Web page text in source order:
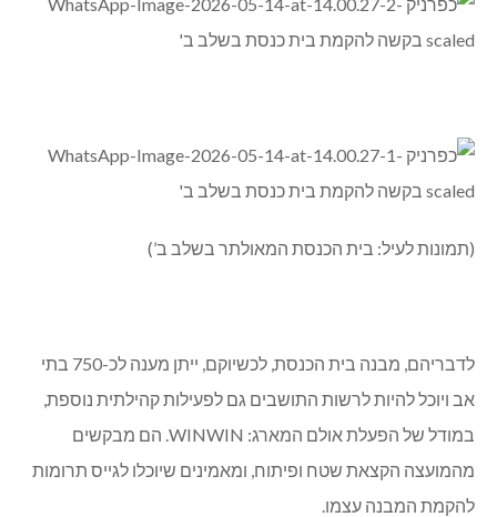
(תמונות לעיל: בית הכנסת המאולתר בשלב ב’)
לדבריהם, מבנה בית הכנסת, לכשיוקם, ייתן מענה לכ-750 בתי
אב ויוכל להיות לרשות התושבים גם לפעילות קהילתית נוספת,
במודל של הפעלת אולם המארג: WINWIN. הם מבקשים
מהמועצה הקצאת שטח ופיתוח, ומאמינים שיוכלו לגייס תרומות
להקמת המבנה עצמו.